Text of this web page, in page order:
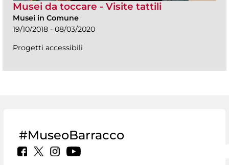
Musei da toccare - Visite tattili
Musei in Comune
19/10/2018 - 08/03/2020
Progetti accessibili
#MuseoBarracco